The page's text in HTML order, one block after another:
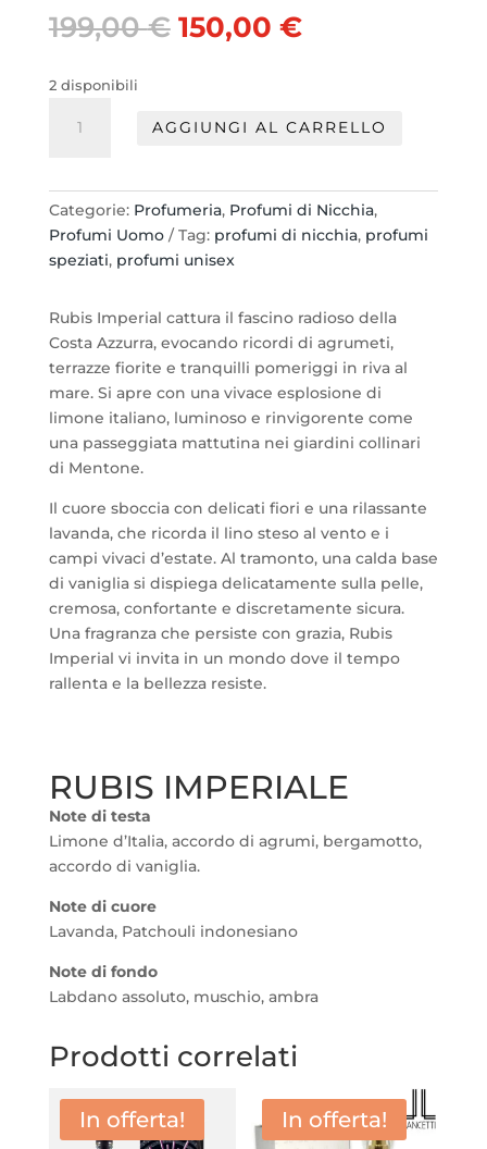
199,00€ Il
prezzo
199,00 €.
150,00 €Il
150,00 €.
2 disponibili
Imperial
de
Parfum
-
Parfums
quantità
AGGIUNGI AL CARRELLO
Categorie: Profumeria, Profumi di Nicchia,
Profumi Uomo
Tag: profumi di nicchia, profumi
speziati, profumi unisex
Rubis Imperial cattura il fascino radioso della
Costa Azzurra, evocando ricordi di agrumeti,
terrazze fiorite e tranquilli pomeriggi in riva al
mare. Si apre con una vivace esplosione di
limone italiano, luminoso e rinvigorente come
una passeggiata mattutina nei giardini collinari
di Mentone.
Il cuore sboccia con delicati fiori e una rilassante
lavanda, che ricorda il lino steso al vento e i
campi vivaci d’estate. Al tramonto, una calda base
di vaniglia si dispiega delicatamente sulla pelle,
cremosa, confortante e discretamente sicura.
Una fragranza che persiste con grazia, Rubis
Imperial vi invita in un mondo dove il tempo
rallenta e la bellezza resiste.
RUBIS IMPERIALE
Note di testa
Limone d’Italia, accordo di agrumi, bergamotto,
accordo di vaniglia.
Note di cuore
Lavanda, Patchouli indonesiano
Note di fondo
Labdano assoluto, muschio, ambra
Prodotti correlati
In offerta! In offerta!